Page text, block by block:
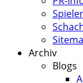
Archiv
Blogs